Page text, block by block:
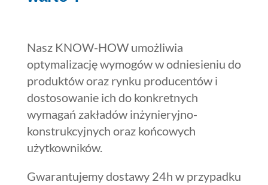
Nasz KNOW-HOW umożliwia
optymalizację wymogów w odniesieniu do
produktów oraz rynku producentów i
dostosowanie ich do konkretnych
wymagań zakładów inżynieryjno-
konstrukcyjnych oraz końcowych
użytkowników.
Gwarantujemy dostawy 24h w przypadku